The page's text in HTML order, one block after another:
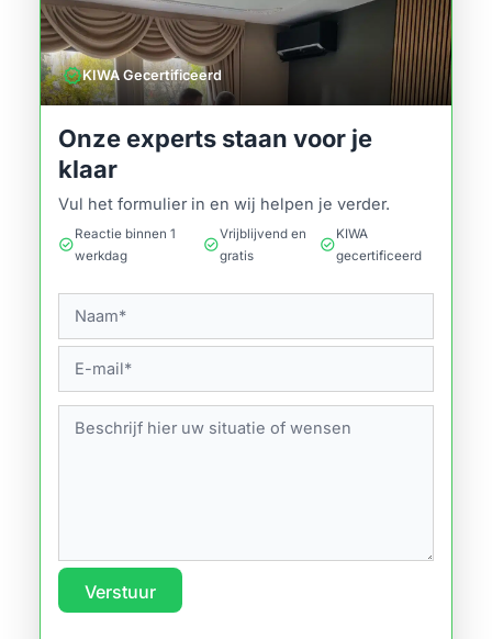
verifiedKIWA Gecertificeerd
Onze experts staan voor je
klaar
Vul het formulier in en wij helpen je verder.
check_circle
Reactie binnen 1
werkdag
check_circle
Vrijblijvend en
gratis
check_circle
KIWA
gecertificeerd
Verstuur